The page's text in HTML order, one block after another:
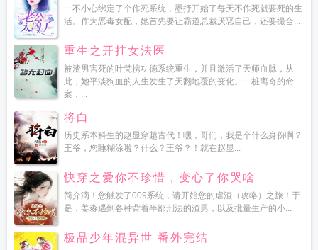
一不小心绑定了个作死系统，墨抒开始了每天不作死就要死的生
活。作为恶毒女配，她首先要让霸道总裁厌恶自己，还要撮合...
重生之开挂女法医
被渣男害死的叶梵携功德系统重生，并且激活了天师血脉，从
此，她平淡狗血的人生发生了天翻地覆的变化。一桩离奇的命
案，...
将白
历史系本科生的赵显穿越古代！嘿，哥们，我是个什么身份啊？
王爷，您睡糊涂啦？什么？王爷？！就在赵显...
快穿之爱你不珍惜，变心了你哭啥
简介滴！您触发了009系统，请开始您的虐渣（攻略）之旅！于
是，姜淼遇到各种背着半部刑法的渣男，以及批量生产的小...
极品少年混异世 番外完结